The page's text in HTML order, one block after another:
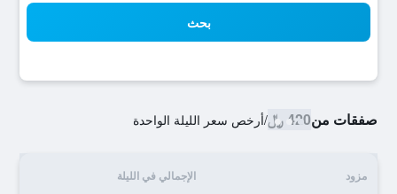
بحث
صفقات من420 ﷼ /أرخص سعر الليلة الواحدة
مزود الإجمالي في الليلة